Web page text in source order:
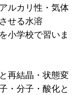
ルカリ性・気体
せる水溶
小学校で習いま
再結晶・状態変
・分子・酸化と